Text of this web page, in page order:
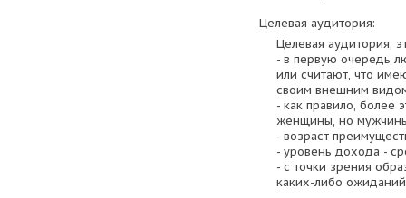
Целевая аудитория:
Целевая аудитория,
- в первую очередь
или считают, что
своим внешним
- как правило, более
женщины, но
- возраст
- уровень дохода -
- с точки зрения
каких-либо